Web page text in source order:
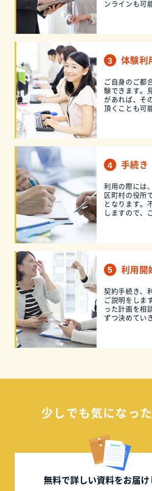
ンラインも可
体験利
ご自身のご都
験できます。
があれば、そ
頂くことも可
手続き
利用の際には
区町村の役所
となります。
しますので、
利用開
契約手続き、
ご説明をしま
った計画を相
ずつ決めてい
少しでも気になっ
無料で詳しい資料をお届